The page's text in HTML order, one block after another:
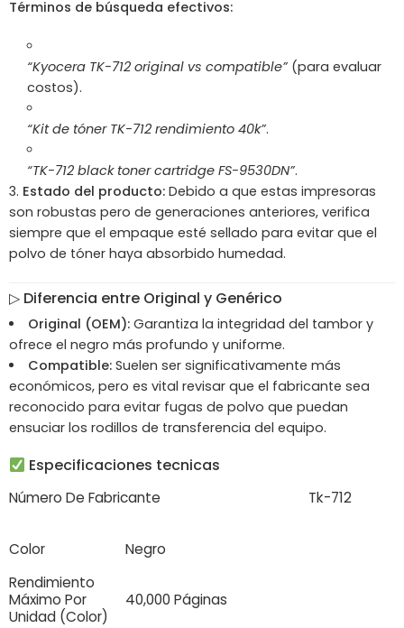
Términos de búsqueda efectivos:
“Kyocera TK-712 original vs compatible”(para evaluar
costos).
“Kit de tóner TK-712 rendimiento 40k”.
“TK-712 black toner cartridge FS-9530DN”.
Estado del producto: Debido a que estas impresoras
son robustas pero de generaciones anteriores, verifica
siempre que el empaque esté sellado para evitar que el
polvo de tóner haya absorbido humedad.
▷ Diferencia entre Original y Genérico
Original (OEM):Garantiza la integridad del tambor y
ofrece el negro más profundo y uniforme.
Compatible:Suelen ser significativamente más
económicos, pero es vital revisar que el fabricante sea
reconocido para evitar fugas de polvo que puedan
ensuciar los rodillos de transferencia del equipo.
Especificaciones tecnicas
Número De Fabricante Tk-712
Color
Negro
Rendimiento
Máximo Por
Unidad (Color)
40,000 Páginas